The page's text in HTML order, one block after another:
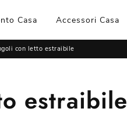
Casa Accessori Casa
con letto estraibile
estraibile